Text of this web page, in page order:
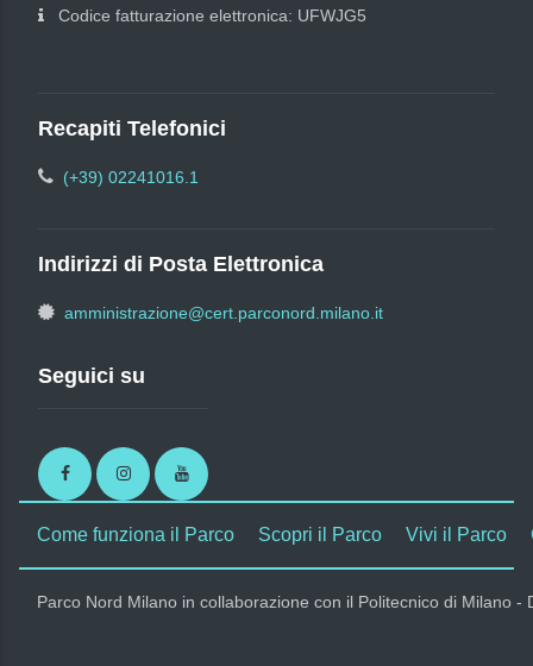
Codice fatturazione elettronica: UFWJG5
Recapiti Telefonici
(+39) 02241016.1
Indirizzi di Posta Elettronica
amministrazione@cert.parconord.milano.it
Seguici su
FacebookInstagramYoutube
Come funziona il Parco Scopri il Parco Vivi il Parco
Parco Nord Milano in collaborazione con il Politecnico di Milano